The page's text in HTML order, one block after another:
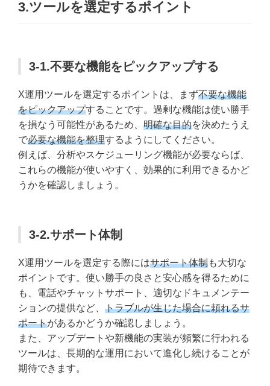
3.ツールを選定するポイント
3-1.不要な機能をピックアップする
X運用ツールを選定するポイントは、まず不要な機能
をピックアップすることです。過剰な機能は使い勝手
を損なう可能性があるため、 明確な目的を決めたうえ
で必要な機能を整理するようにしてください。
例えば、分析やスケジューリング機能が必要ならば、
これらの機能が使いやすく、効果的に利用できるかど
うかを確認しましょう。
3-2.サポート体制
X運用ツールを選定する際にはサポート体制も大切な
ポイントです。使い勝手の良さと安心感を得るために
も、電話やチャットサポート、適切なドキュメンテー
ションの提供など、 トラブルが生じた場合に頼れるサ
ポートがあるかどうか確認しましょう。
また、アップデートや新機能の実装が頻繁に行われる
ツールは、長期的な運用において進化し続けることが
期待できます。